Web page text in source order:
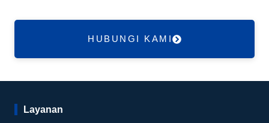
HUBUNGI KAMI
Layanan